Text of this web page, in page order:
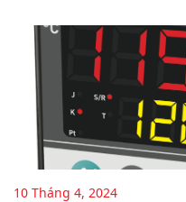
10 Tháng 4, 2024